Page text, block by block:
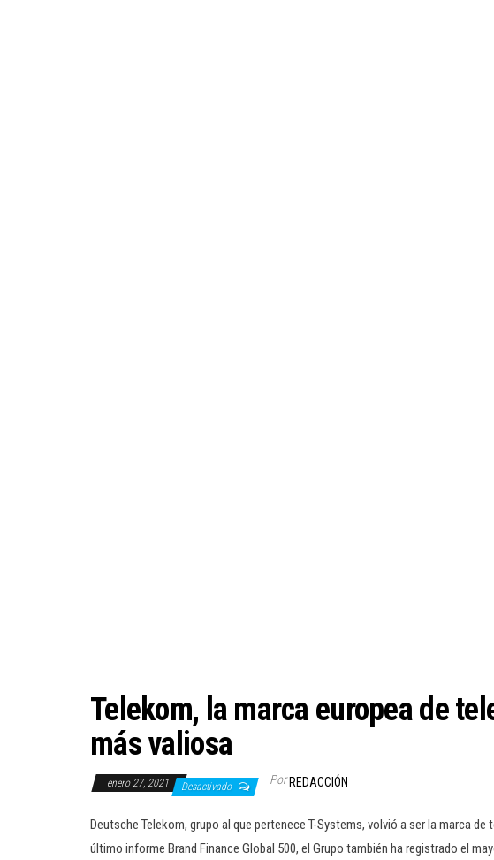
Telekom, la marca europea de
más valiosa
enero 27, 2021 Desactivado Por REDACCIÓN
Deutsche Telekom, grupo al que pertenece T-Systems, volvió a ser la marca
último informe Brand Finance Global 500, el Grupo también ha registrado el